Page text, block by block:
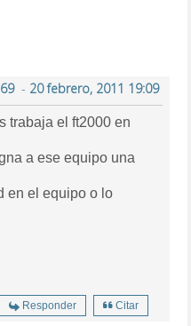
- 20 febrero, 2011 19:09
trabaja el ft2000 en
a ese equipo una
en el equipo o lo
Responder Citar